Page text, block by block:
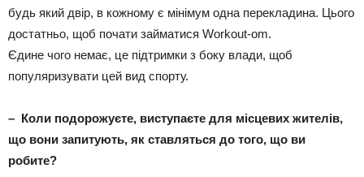
будь який двір, в кожному є мінімум одна перекладина. Цього
достатньо, щоб почати займатися Workout-om.
Єдине чого немає, це підтримки з боку влади, щоб
популяризувати цей вид спорту.
– Коли подорожуєте, виступаєте для місцевих жителів,
що вони запитують, як ставляться до того, що ви
робите?